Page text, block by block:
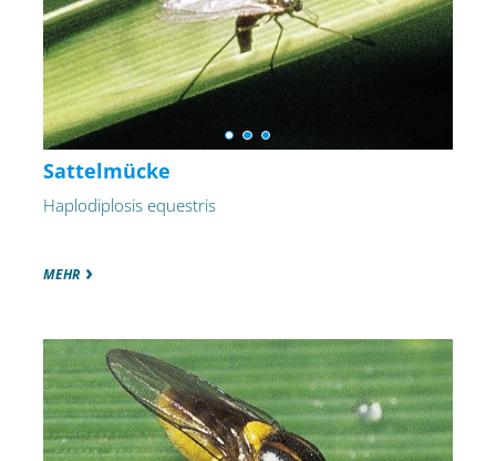
Sattelmücke
Haplodiplosis equestris
MEHR